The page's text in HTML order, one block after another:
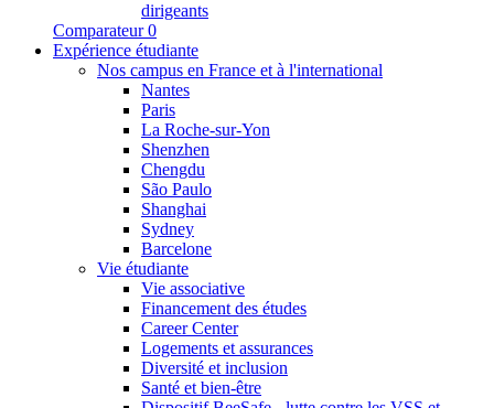
dirigeants
Comparateur 0
Expérience étudiante
Nos campus en France et à l'international
Nantes
Paris
La Roche-sur-Yon
Shenzhen
Chengdu
São Paulo
Shanghai
Sydney
Barcelone
Vie étudiante
Vie associative
Financement des études
Career Center
Logements et assurances
Diversité et inclusion
Santé et bien-être